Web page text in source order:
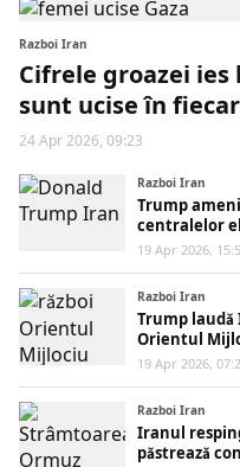
Razboi Iran
Cifrele groazei ies
sunt ucise în
24 Apr 2026, 09:23
Razboi Iran
Trump
centralelor
19 Apr 2026,
Razboi Iran
Trump laudă
Orientul
19 Apr 2026,
Razboi Iran
Iranul
păstrează